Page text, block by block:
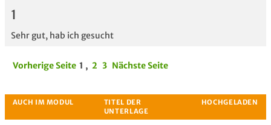
1
Sehr gut, hab ich gesucht
Vorherige Seite 1 , 2 3 Nächste Seite